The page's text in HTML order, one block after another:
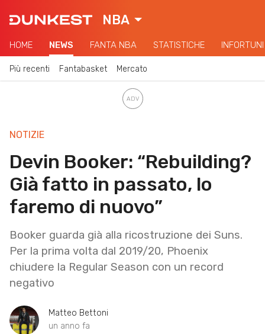
NBA
HOME NEWS FANTA NBA STATISTICHE INFORTUNI
Più recenti Fantabasket Mercato
NOTIZIE
Devin Booker: “Rebuilding?
Già fatto in passato, lo
faremo di nuovo”
Booker guarda già alla ricostruzione dei Suns.
Per la prima volta dal 2019/20, Phoenix
chiudere la Regular Season con un record
negativo
Matteo Bettoni
un anno fa